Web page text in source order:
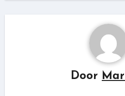
Door